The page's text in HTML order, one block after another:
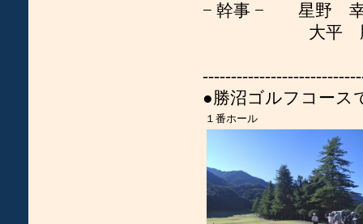
− 幹事 − 星野 幸男
大平 勝利
●勝沼ゴルフコース
１番ホール